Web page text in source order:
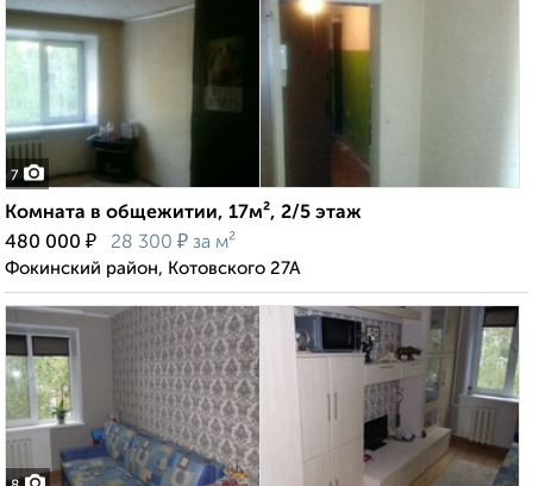
7
Комната в общежитии, 17м², 2/5 этаж
480 000 ₽ 28 300 ₽ за м²
Фокинский район, Котовского 27А